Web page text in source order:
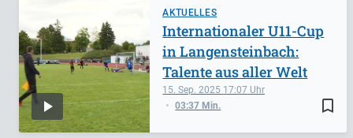
AKTUELLES
bookmark_border
15. Sep. 2025 17:07
03:37 Min.
Internationaler U11-Cup
in Langensteinbach:
Talente aus aller Welt